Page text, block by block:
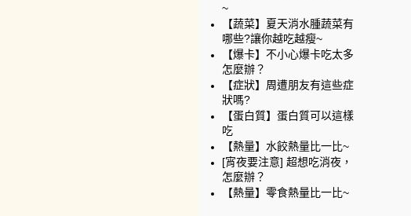
~
【蔬菜】夏天消水腫蔬菜有
哪些?讓你越吃越瘦~
【爆卡】不小心爆卡吃太多
怎麼辦？
【症狀】周遭朋友有這些症
狀嗎?
【蛋白質】蛋白質可以這樣
吃
【熱量】水餃熱量比一比~
[宵夜要注意] 超想吃消夜，
怎麼辦？
【熱量】零食熱量比一比~